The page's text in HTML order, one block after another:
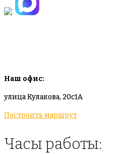
Наш офис:
улица Кулакова, 20с1А
Построить маршрут
Часы работы: